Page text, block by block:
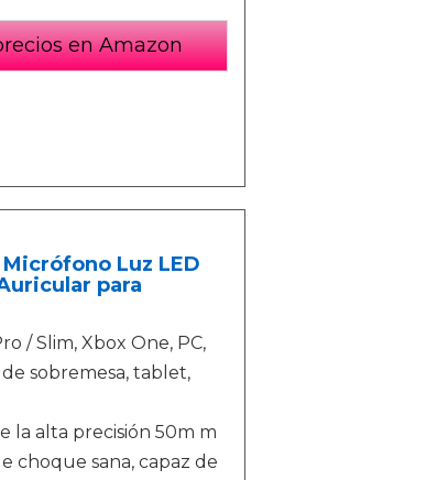
en Amazon
Luz LED
para
/ Slim, Xbox One, PC,
sobremesa, tablet,
la alta precisión 50m m
choque sana, capaz de